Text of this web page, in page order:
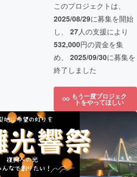
このプロジェクトは、
2025/08/29に募集を開始
し、 27人の支援により
532,000円の資金を集
め、 2025/09/30に募集を
終了しました
もう一度プロジェク
トをやってほしい